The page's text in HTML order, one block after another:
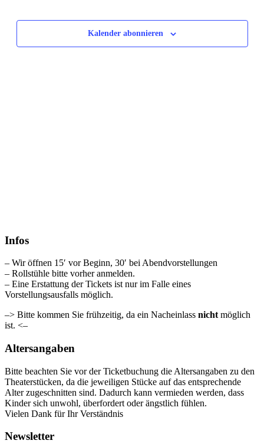
Kalender abonnieren
Infos
– Wir öffnen 15′ vor Beginn, 30′ bei Abendvorstellungen
– Rollstühle bitte vorher anmelden.
– Eine Erstattung der Tickets ist nur im Falle eines
Vorstellungsausfalls möglich.
–> Bitte kommen Sie frühzeitig, da ein Nacheinlass nicht möglich
ist. <–
Altersangaben
Bitte beachten Sie vor der Ticketbuchung die Altersangaben zu den
Theaterstücken, da die jeweiligen Stücke auf das entsprechende
Alter zugeschnitten sind. Dadurch kann vermieden werden, dass
Kinder sich unwohl, überfordert oder ängstlich fühlen.
Vielen Dank für Ihr Verständnis
Newsletter